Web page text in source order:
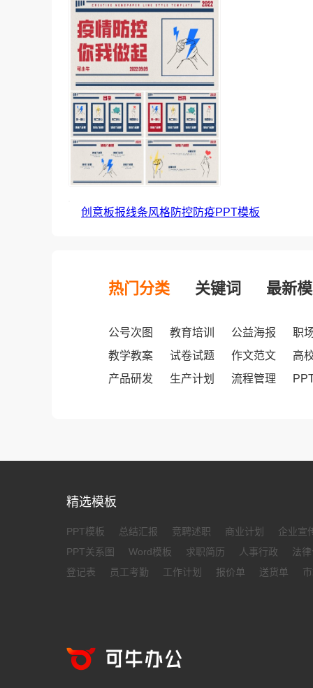
创意板报线条风格防控防疫PPT模板
热门分类 关键词 最新
公号次图 教育培训 公益海报
职
教学教案
试卷试题 作文范文
高
产品研发
生产计划 流程管理
精选模板
PPT模板 总结汇报 竞聘述职 商业计划
企业宣
PPT关系图
Word模板 求职简历 人事行政
法
登记表
员工考勤 工作计划 报价单 送货单